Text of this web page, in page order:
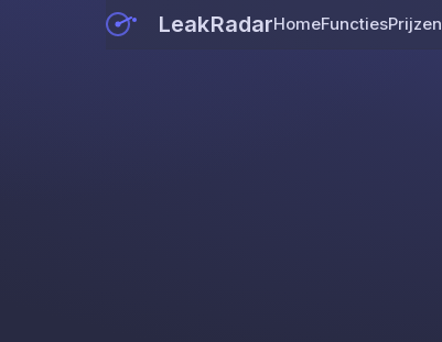
LeakRadarHomeFunctiesPrijzen